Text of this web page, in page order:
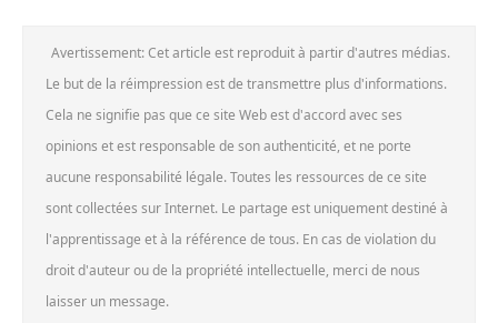
Avertissement: Cet article est reproduit à partir d'autres médias.
Le but de la réimpression est de transmettre plus d'informations.
Cela ne signifie pas que ce site Web est d'accord avec ses
opinions et est responsable de son authenticité, et ne porte
aucune responsabilité légale. Toutes les ressources de ce site
sont collectées sur Internet. Le partage est uniquement destiné à
l'apprentissage et à la référence de tous. En cas de violation du
droit d'auteur ou de la propriété intellectuelle, merci de nous
laisser un message.